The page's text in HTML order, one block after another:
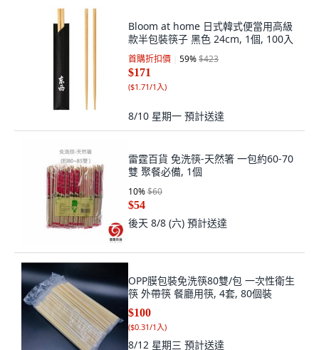
Bloom at home 日式韓式便當用高級
款半包裝筷子 黑色 24cm, 1個, 100入
首購折扣價 59%$423
$171
($1.71/1入)
8/10 星期一 預計送達
雷霆百貨 免洗筷-天然箸 一包約60-70
雙 聚餐必備, 1個
10%$60
$54
後天 8/8 (六) 預計送達
OPP膜包裝免洗筷80雙/包 一次性衛生
筷 外帶筷 餐廳用筷, 4套, 80個裝
$100
($0.31/1入)
8/12 星期三 預計送達